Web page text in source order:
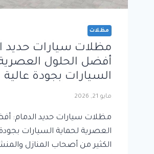
مظلات
مظلات سيارات حديد
أفضل الحلول
السيارات بجودة عالية
مايو 21, 2026
مظلات سيارات حديد الدمام:
العصرية لحماية السيارات
الكثير من أصحاب المنازل